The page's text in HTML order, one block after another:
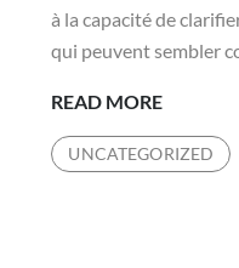
à la capacité de
qui peuvent sembler
READ MORELE
MENTAL
UNCATEGORIZED